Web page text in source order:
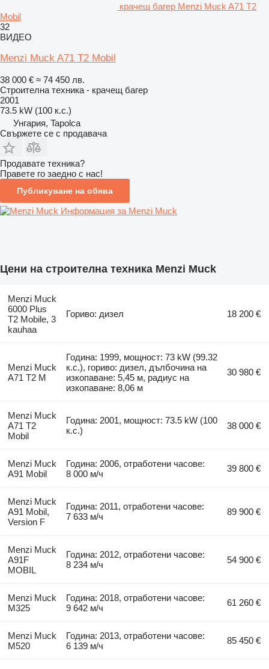
крачещ багер Menzi Muck A71 T2
Mobil
32
ВИДЕО
Menzi Muck A71 T2 Mobil
38 000 € ≈ 74 450 лв.
Строителна техника - крачещ багер
2001
73.5 kW (100 к.с.)
Унгария, Tapolca
Свържете се с продавача
Продавате техника?
Правете го заедно с нас!
Публикуване на обява
Информация за Menzi Muck
Цени на строителна техника Menzi Muck
Menzi Muck
6000 Plus
T2 Mobile, 3
kauhaa
Гориво: дизел 18 200 €
Menzi Muck
A71 T2 M
Година: 1999, мощност: 73 kW (99.32
к.с.), гориво: дизел, дълбочина на
изкопаване: 5,45 м, радиус на
изкопаване: 8,06 м
30 980 €
Menzi Muck
A71 T2
Mobil
Година: 2001, мощност: 73.5 kW (100
к.с.)
38 000 €
Menzi Muck
A91 Mobil
Година: 2006, отработени часове:
8 000 м/ч
39 800 €
Menzi Muck
A91 Mobil,
Version F
Година: 2011, отработени часове:
7 633 м/ч
89 900 €
Menzi Muck
A91F
MOBIL
Година: 2012, отработени часове:
8 234 м/ч
54 900 €
Menzi Muck
M325
Година: 2018, отработени часове:
9 642 м/ч
61 260 €
Menzi Muck
M520
Година: 2013, отработени часове:
6 139 м/ч
85 450 €